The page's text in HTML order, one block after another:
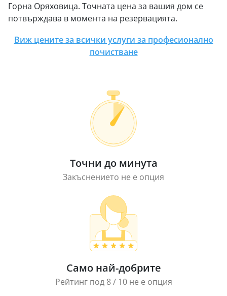
Горна Оряховица. Точната цена за вашия дом се
потвърждава в момента на резервацията.
Виж цените за всички услуги за професионално
почистване
Точни до минута
Закъснението не е опция
Само най-добрите
Рейтинг под 8 / 10 не е опция